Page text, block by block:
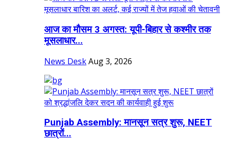
आज का मौसम 3 अगस्त: यूपी-बिहार से कश्मीर तक
मूसलाधार...
News DeskAug 3, 2026
Punjab Assembly: मानसून सत्र शुरू, NEET
छात्रों...